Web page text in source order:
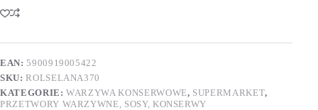
EAN:5900919005422
SKU:ROLSELANA370
KATEGORIE:WARZYWA KONSERWOWE, SUPERMARKET,
PRZETWORY WARZYWNE, SOSY, KONSERWY